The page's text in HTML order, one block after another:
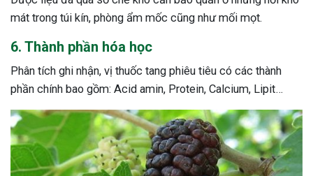
phổ biến, khiến đôi bàn tay,
của chị em trở nên khô...
mát trong túi kín, phòng ẩm mốc cũng như mối mọt.
6. Thành phần hóa học
Phân tích ghi nhận, vị thuốc tang phiêu tiêu có các thành
phần chính bao gồm: Acid amin, Protein, Calcium, Lipit…